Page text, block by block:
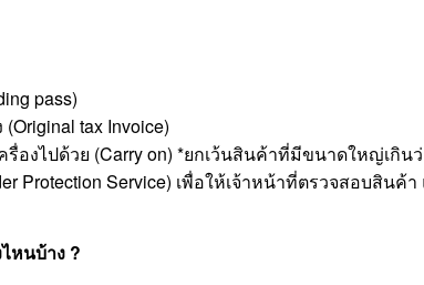
pass)
tax Invoice)
องไปด้วย (Carry on) *ยกเว้นสินค้าที่มีขนาดใหญ่เกิ
Protection Service) เพื่อให้เจ้าหน้าที่ตรวจสอบสิ
หนบ้าง ?